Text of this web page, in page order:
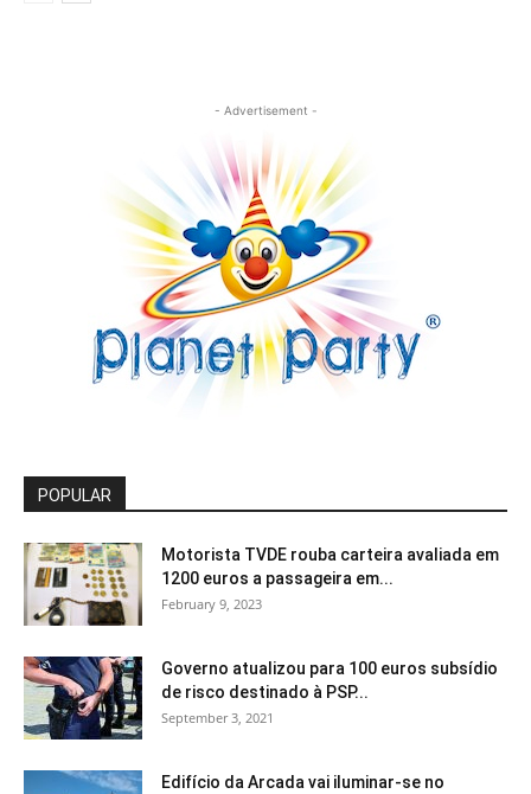
- Advertisement -
POPULAR
Motorista TVDE rouba carteira avaliada em
1200 euros a passageira em...
February 9, 2023
Governo atualizou para 100 euros subsídio
de risco destinado à PSP...
September 3, 2021
Edifício da Arcada vai iluminar-se no